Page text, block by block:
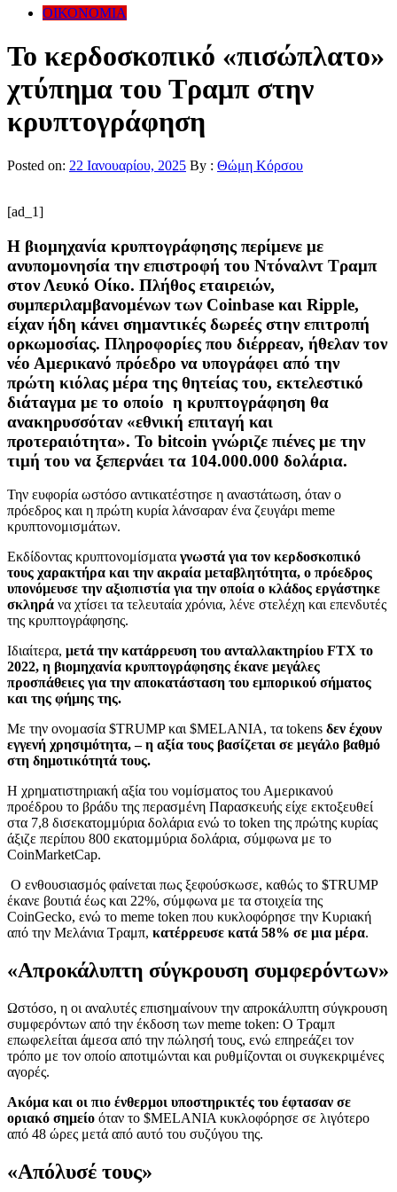
ΟΙΚΟΝΟΜΙΑ
Το κερδοσκοπικό «πισώπλατο»
χτύπημα του Τραμπ στην
κρυπτογράφηση
Posted on: 22 Ιανουαρίου, 2025 By : Θώμη Κόρσου
[ad_1]
Η βιομηχανία κρυπτογράφησης περίμενε με
ανυπομονησία την επιστροφή του Ντόναλντ Τραμπ
στον Λευκό Οίκο. Πλήθος εταιρειών,
συμπεριλαμβανομένων των Coinbase και Ripple,
είχαν ήδη κάνει σημαντικές δωρεές στην επιτροπή
ορκωμοσίας. Πληροφορίες που διέρρεαν, ήθελαν τον
νέο Αμερικανό πρόεδρο να υπογράφει από την
πρώτη κιόλας μέρα της θητείας του, εκτελεστικό
διάταγμα με το οποίο η κρυπτογράφηση θα
ανακηρυσσόταν «εθνική επιταγή και
προτεραιότητα». Το bitcoin γνώριζε πιένες με την
τιμή του να ξεπερνάει τα 104.000.000 δολάρια.
Την ευφορία ωστόσο αντικατέστησε η αναστάτωση, όταν ο
πρόεδρος και η πρώτη κυρία λάνσαραν ένα ζευγάρι meme
κρυπτονομισμάτων.
Εκδίδοντας κρυπτονομίσματα γνωστά για τον κερδοσκοπικό
τους χαρακτήρα και την ακραία μεταβλητότητα, ο πρόεδρος
υπονόμευσε την αξιοπιστία για την οποία ο κλάδος εργάστηκε
σκληρά να χτίσει τα τελευταία χρόνια, λένε στελέχη και επενδυτές
της κρυπτογράφησης.
Ιδιαίτερα, μετά την κατάρρευση του ανταλλακτηρίου FTX το
2022, η βιομηχανία κρυπτογράφησης έκανε μεγάλες
προσπάθειες για την αποκατάσταση του εμπορικού σήματος
και της φήμης της.
Με την ονομασία $TRUMP και $MELANIA, τα tokens δεν έχουν
εγγενή χρησιμότητα, – η αξία τους βασίζεται σε μεγάλο βαθμό
στη δημοτικότητά τους.
Η χρηματιστηριακή αξία του νομίσματος του Αμερικανού
προέδρου το βράδυ της περασμένη Παρασκευής είχε εκτοξευθεί
στα 7,8 δισεκατομμύρια δολάρια ενώ το token της πρώτης κυρίας
άξιζε περίπου 800 εκατομμύρια δολάρια, σύμφωνα με το
CoinMarketCap.
Ο ενθουσιασμός φαίνεται πως ξεφούσκωσε, καθώς το $TRUMP
έκανε βουτιά έως και 22%, σύμφωνα με τα στοιχεία της
CoinGecko, ενώ το meme token που κυκλοφόρησε την Κυριακή
από την Μελάνια Τραμπ, κατέρρευσε κατά 58% σε μια μέρα.
«Απροκάλυπτη σύγκρουση συμφερόντων»
Ωστόσο, η οι αναλυτές επισημαίνουν την απροκάλυπτη σύγκρουση
συμφερόντων από την έκδοση των meme token: Ο Τραμπ
επωφελείται άμεσα από την πώλησή τους, ενώ επηρεάζει τον
τρόπο με τον οποίο αποτιμώνται και ρυθμίζονται οι συγκεκριμένες
αγορές.
Ακόμα και οι πιο ένθερμοι υποστηρικτές του έφτασαν σε
οριακό σημείο όταν το $MELANIA κυκλοφόρησε σε λιγότερο
από 48 ώρες μετά από αυτό του συζύγου της.
«Απόλυσέ τους»